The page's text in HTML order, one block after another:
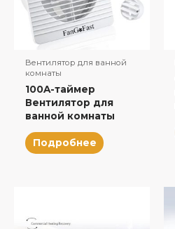
Вентилятор для ванной
комнаты
100A-таймер
Вентилятор для
ванной комнаты
Подробнее